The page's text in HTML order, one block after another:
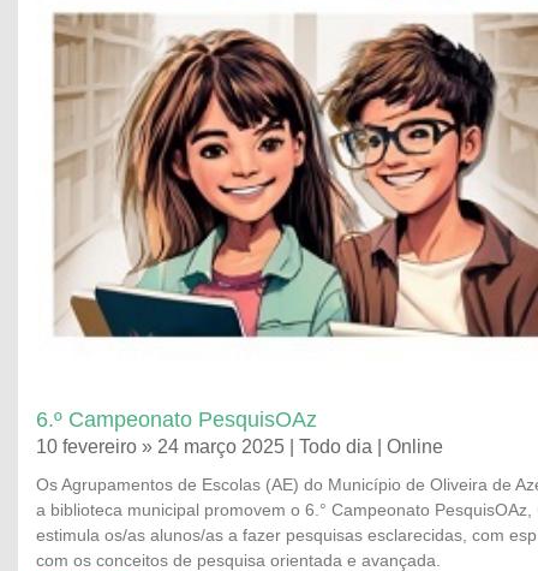
6.º Campeonato PesquisOAz
10 fevereiro » 24 março 2025 | Todo dia | Online
Os Agrupamentos de Escolas (AE) do Município de Oliveira de
a biblioteca municipal promovem o 6.° Campeonato
estimula os/as alunos/as a fazer pesquisas esclarecidas, com
com os conceitos de pesquisa orientada e avançada.